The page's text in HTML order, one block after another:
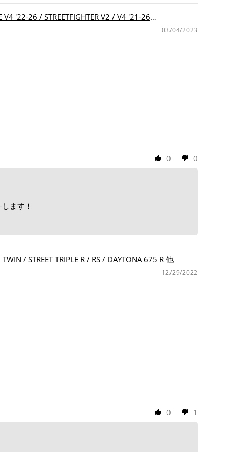
'22-26 / STREETFIGHTER V2 / V4 '21-26
03/04/2023
0 0
ます！
/ STREET TRIPLE R / RS / DAYTONA 675 R 他
12/29/2022
0 1